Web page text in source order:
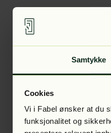
Samtykke
Cookies
Vi i Fabel ønsker at du
funksjonalitet og